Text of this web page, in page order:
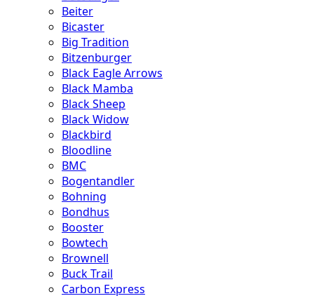
Beiter
Bicaster
Big Tradition
Bitzenburger
Black Eagle Arrows
Black Mamba
Black Sheep
Black Widow
Blackbird
Bloodline
BMC
Bogentandler
Bohning
Bondhus
Booster
Bowtech
Brownell
Buck Trail
Carbon Express